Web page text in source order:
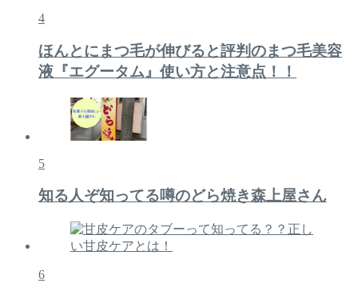
4
ほんとにまつ毛が伸びると評判のまつ毛美容
液『エグータム』使い方と注意点！！
5
知る人ぞ知ってる噂のどら焼き森上屋さん
6